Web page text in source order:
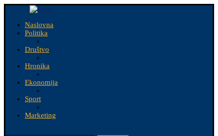
Naslovna
Politika
Društvo
Hronika
Ekonomija
Sport
Marketing